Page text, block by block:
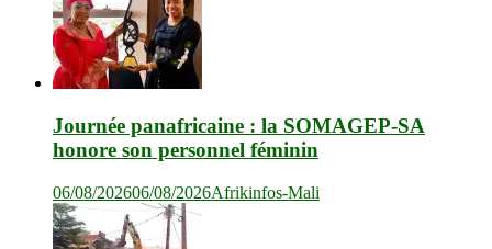
Journée panafricaine : la SOMAGEP-SA
honore son personnel féminin
06/08/202606/08/2026Afrikinfos-Mali